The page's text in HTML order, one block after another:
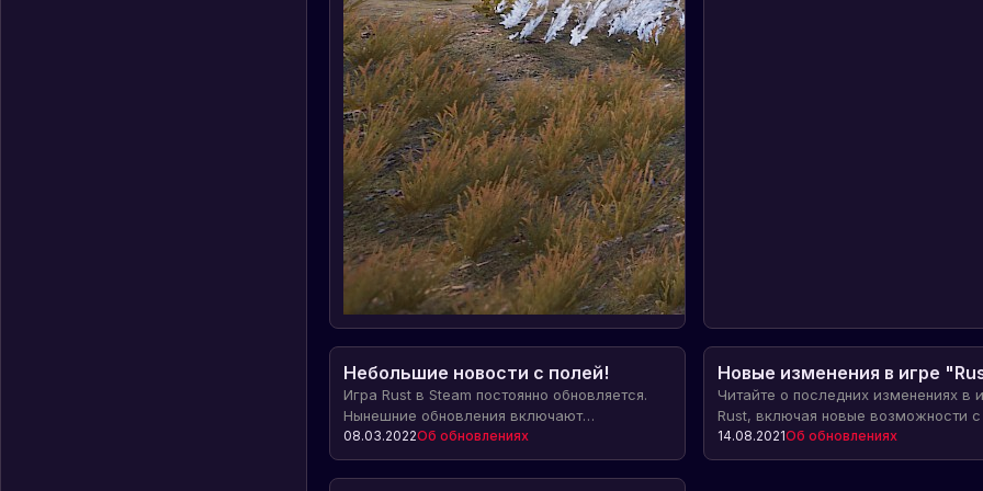
Небольшие новости с полей!
Игра Rust в Steam постоянно обновляется.
Нынешние обновления включают
процедурное построение железнодорожных
путей, улучшенную постобработку и
сглаживание кольцевых дорог, исправление
08.03.2022Об обновлениях
Новые изменения в игре
Читайте о последних изменениях в
Rust, включая новые возможности
едой, кемпер-модулем и другими
интересными объектами.
14.08.2021Об обновлениях